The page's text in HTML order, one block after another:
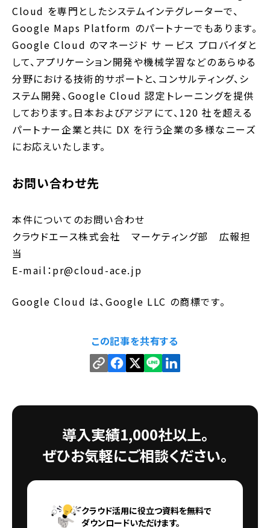
Cloud を専門としたシステムインテグレーターで、
Google Maps Platform のパートナーでもあります。
Google Cloud のマネージド サ ービス プロバイダと
して、アプリケーション開発や機械学習などのあらゆる
分野における技術的サポートと、コンサルティング、シ
ステム開発、Google Cloud 認定トレーニングを提供
しております。日本およびアジアにて、120 社を超える
パートナー企業と共に DX を行う企業の多様なニーズ
にお応えいたします。
お問い合わせ先
本件についてのお問い合わせ
クラウドエース株式会社 マーケティング部 広報担
当
E-mail：pr@cloud-ace.jp
Google Cloud は、Google LLC の商標です。
この記事を共有する
導入実績1,000社以上。
ぜひお気軽にご相談ください。
クラウド活用に役立つ資料を無料で
ダウンロードいただけます。